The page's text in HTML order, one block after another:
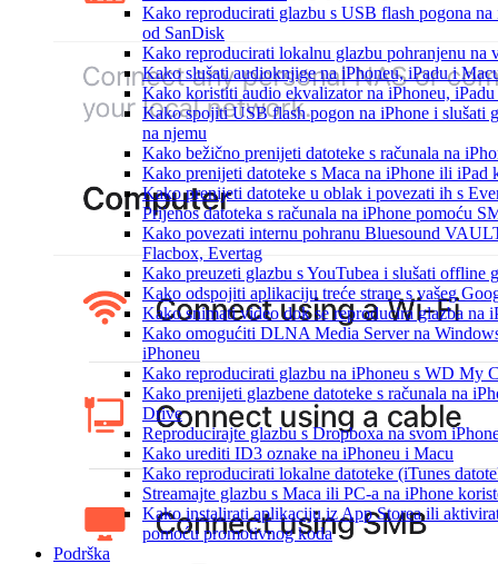
Kako reproducirati glazbu s USB flash pogona
od SanDisk
Kako reproducirati lokalnu glazbu pohranjenu na
Kako slušati audioknjige na iPhoneu, iPadu i
Kako koristiti audio ekvalizator na iPhoneu,
Kako spojiti USB flash pogon na iPhone i slušati
na njemu
Kako bežično prenijeti datoteke s računala na
Kako prenijeti datoteke s Maca na iPhone ili iPad
Kako prenijeti datoteke u oblak i povezati ih s
Prijenos datoteka s računala na iPhone pomoću
Kako povezati internu pohranu Bluesound
Flacbox, Evertag
Kako preuzeti glazbu s YouTubea i slušati offline
Kako odspojiti aplikaciju treće strane s vašeg
Kako snimati video dok se reproducira glazba na
Kako omogućiti DLNA Media Server na
iPhoneu
Kako reproducirati glazbu na iPhoneu s WD My
Kako prenijeti glazbene datoteke s računala na
Drive
Reproducirajte glazbu s Dropboxa na svom
Kako urediti ID3 oznake na iPhoneu i Macu
Kako reproducirati lokalne datoteke (iTunes
Streamajte glazbu s Maca ili PC-a na iPhone
Kako instalirati aplikaciju iz App Storea ili
pomoću promotivnog koda
Podrška